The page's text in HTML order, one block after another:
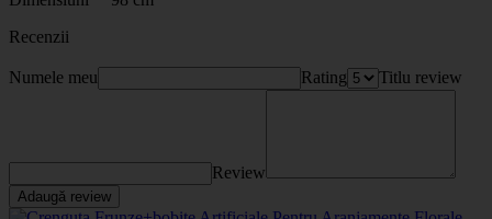
Recenzii
Numele meu Rating Titlu review
Review
Adaugă review